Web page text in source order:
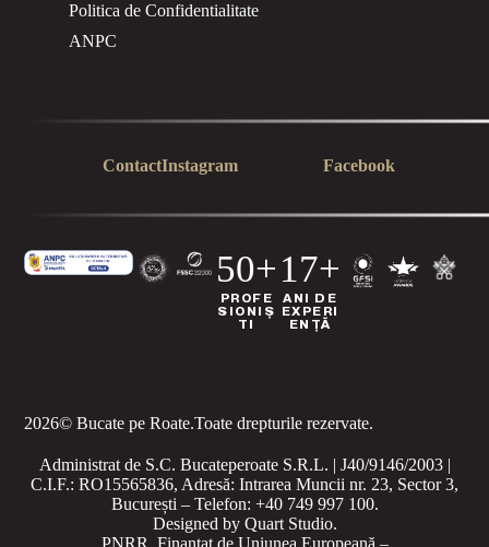
Politica de Confidentialitate
ANPC
ContactInstagram Facebook
50+
PROFE
SIONIȘ
TI
17+
ANI DE
EXPERI
ENȚĂ
2026© Bucate pe Roate.Toate drepturile rezervate.
Administrat de S.C. Bucateperoate S.R.L. | J40/9146/2003 |
C.I.F.: RO15565836, Adresă: Intrarea Muncii nr. 23, Sector 3,
București – Telefon: +40 749 997 100.
Designed by Quart Studio.